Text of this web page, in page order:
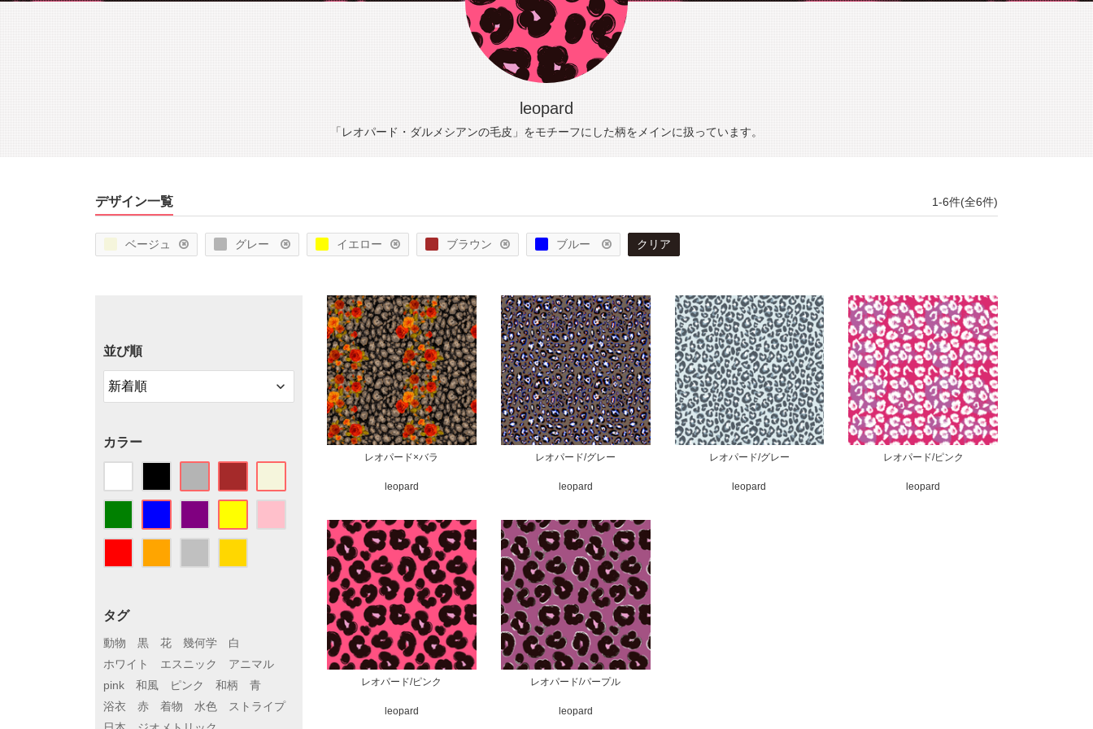
leopard
「レオパード・ダルメシアンの毛皮」をモチーフにした柄をメインに扱っています。
デザイン一覧 1-6件(全6件)
ベージュ グレー イエロー ブラウン ブルー クリア
並び順
カラー
タグ
動物 黒 花 幾何学
白
ホワイト
エスニック
アニマル
pink
和風 ピンク 和柄
青
浴衣
赤 着物 水色
ストライプ
レオパード×バラ
leopard
レオパード/グレー
leopard
レオパード/グレー
leopard
レオパード/ピンク
leopard
レオパード/ピンク
leopard
レオパード/パープル
leopard